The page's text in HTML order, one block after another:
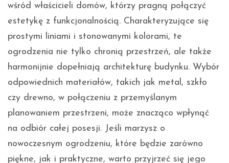
wśród właścicieli domów, którzy pragną połączyć
estetykę z funkcjonalnością. Charakteryzujące się
prostymi liniami i stonowanymi kolorami, te
ogrodzenia nie tylko chronią przestrzeń, ale także
harmonijnie dopełniają architekturę budynku. Wybór
odpowiednich materiałów, takich jak metal, szkło
czy drewno, w połączeniu z przemyślanym
planowaniem przestrzeni, może znacząco wpłynąć
na odbiór całej posesji. Jeśli marzysz o
nowoczesnym ogrodzeniu, które będzie zarówno
piękne, jak i praktyczne, warto przyjrzeć się jego